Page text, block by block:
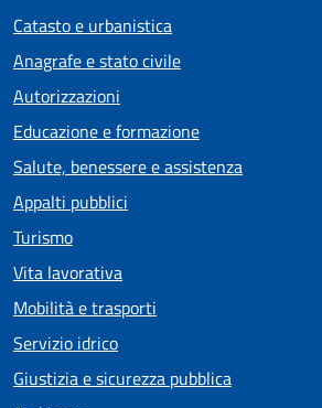
Catasto e urbanistica
Anagrafe e stato civile
Autorizzazioni
Educazione e formazione
Salute, benessere e assistenza
Appalti pubblici
Turismo
Vita lavorativa
Mobilità e trasporti
Servizio idrico
Giustizia e sicurezza pubblica